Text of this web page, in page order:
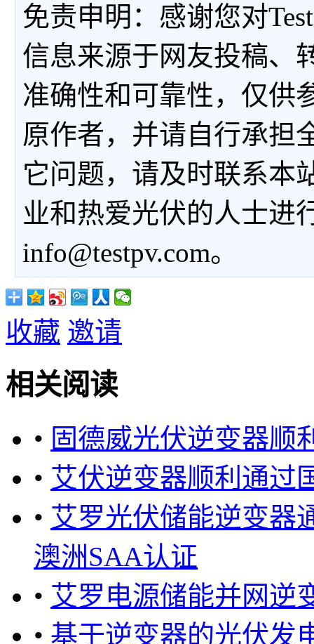
免责申明：感谢您对
信息来源于网友投稿、
准确性和可靠性，仅供
原作者，并请自行承担
它问题，请及时联系本
业和热爱光伏的人士进
info@testpv.com。
收藏 邀请
相关阅读
• 固德威光伏逆变器顺
• 艾伏逆变器顺利通过
• 艾罗光伏储能逆变器
澳洲SAA认证
• 艾罗电源储能并网逆
• 基于逆变器的光伏发